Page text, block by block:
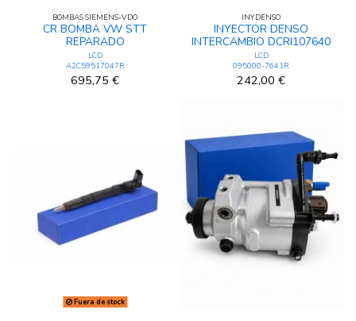
BOMBAS SIEMENS-VDO
CR BOMBA VW STT
REPARADO
LCD
A2C59517047R
695,75 €
INY.DENSO
INYECTOR DENSO
INTERCAMBIO DCRI107640
LCD
095000-7641R
242,00 €
Fuera de stock